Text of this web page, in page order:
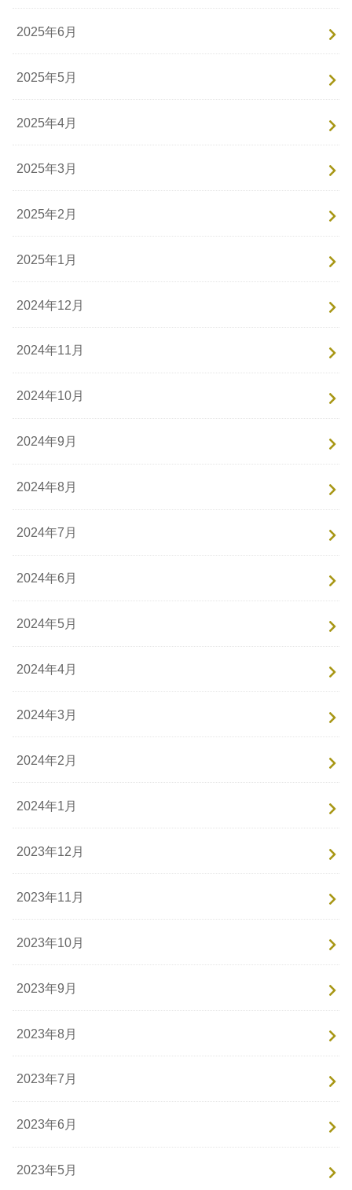
2025年6月
2025年5月
2025年4月
2025年3月
2025年2月
2025年1月
2024年12月
2024年11月
2024年10月
2024年9月
2024年8月
2024年7月
2024年6月
2024年5月
2024年4月
2024年3月
2024年2月
2024年1月
2023年12月
2023年11月
2023年10月
2023年9月
2023年8月
2023年7月
2023年6月
2023年5月